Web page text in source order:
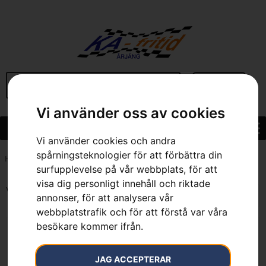
Vi använder oss av cookies
Vi använder cookies och andra
spårningsteknologier för att förbättra din
surfupplevelse på vår webbplats, för att
visa dig personligt innehåll och riktade
annonser, för att analysera vår
webbplatstrafik och för att förstå var våra
besökare kommer ifrån.
JAG ACCEPTERAR
Hem Sortiment»Trädgård»Häcksaxar»Bensindrivna Häcksaxar
Visar alla 7 resultat